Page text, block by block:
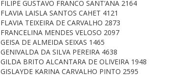
FILIPE GUSTAVO FRANCO SANT’ANA 2164
FLAVIA LAISLA SANTOS CAHET 4121
FLAVIA TEIXEIRA DE CARVALHO 2873
FRANCELINA MENDES VELOSO 2097
GEISA DE ALMEIDA SEIXAS 1465
GENIVALDA DA SILVA PEREIRA 4638
GILDA BRITO ALCANTARA DE OLIVEIRA 1948
GISLAYDE KARINA CARVALHO PINTO 2595